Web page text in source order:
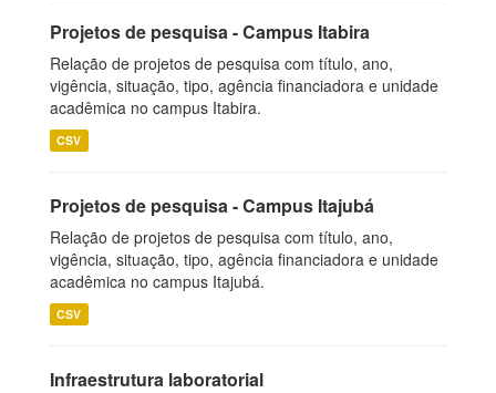
Projetos de pesquisa - Campus Itabira
Relação de projetos de pesquisa com título, ano,
vigência, situação, tipo, agência financiadora e unidade
acadêmica no campus Itabira.
CSV
Projetos de pesquisa - Campus Itajubá
Relação de projetos de pesquisa com título, ano,
vigência, situação, tipo, agência financiadora e unidade
acadêmica no campus Itajubá.
CSV
Infraestrutura laboratorial